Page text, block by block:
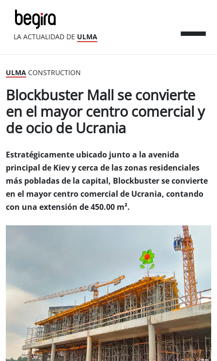
LA ACTUALIDAD DE ULMA
ULMA CONSTRUCTION
Blockbuster Mall se convierte
en el mayor centro comercial y
de ocio de Ucrania
Estratégicamente ubicado junto a la avenida
principal de Kiev y cerca de las zonas residenciales
más pobladas de la capital, Blockbuster se convierte
en el mayor centro comercial de Ucrania, contando
con una extensión de 450.00 m².